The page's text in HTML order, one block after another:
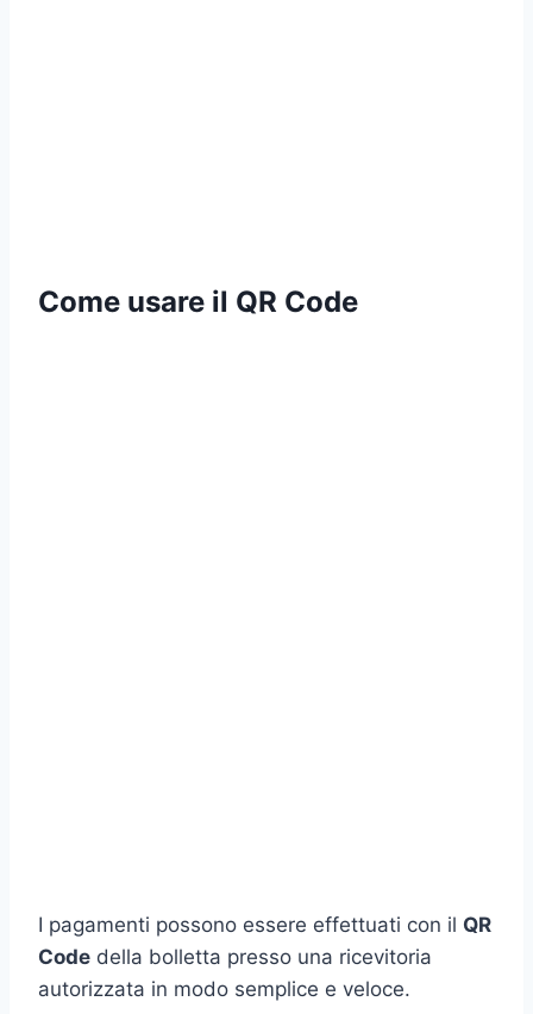
Come usare il QR Code
I pagamenti possono essere effettuati con il QR
Code della bolletta presso una ricevitoria
autorizzata in modo semplice e veloce.